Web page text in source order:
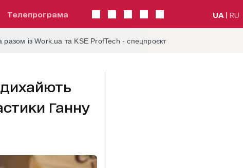
телепрограма UA RU
із Work.ua та KSE ProfTech - спецпроєкт
Ганну